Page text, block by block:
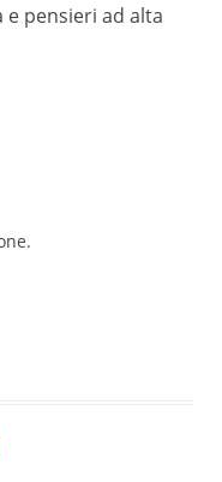
pensieri ad alta